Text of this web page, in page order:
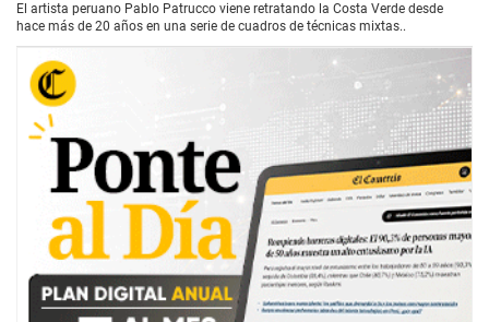
El artista peruano Pablo Patrucco viene retratando la Costa Verde desde
hace más de 20 años en una serie de cuadros de técnicas mixtas..